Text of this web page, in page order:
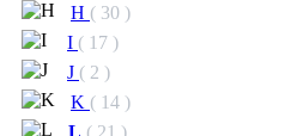
H ( 30 )
I ( 17 )
J ( 2 )
K ( 14 )
L ( 21 )